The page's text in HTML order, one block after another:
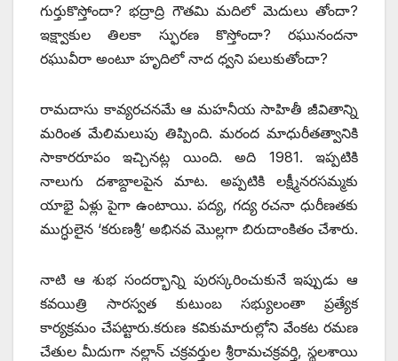
గుర్తుకొస్తోందా? భద్రాద్రి గౌతమి మదిలో మెదులు తోందా?
ఇక్ష్వాకుల తిలకా స్ఫురణ కొస్తోందా? రఘునందనా
రఘువీరా అంటూ హృదిలో నాద ధ్వని పలుకుతోందా?
రామదాసు కావ్యరచనమే ఆ మహనీయ సాహితీ జీవితాన్ని
మరింత మేలిమలుపు తిప్పింది. మరంద మాధురీతత్వానికి
సాకారరూపం ఇచ్చినట్ల యింది. అది 1981. ఇప్పటికి
నాలుగు దశాబ్దాలపైన మాట. అప్పటికి లక్ష్మీనరసమ్మకు
యాభై ఏళ్లు పైగా ఉంటాయి. పద్య, గద్య రచనా ధురీణతకు
ముగ్ధులైన ‘కరుణశ్రీ’ అభినవ మొల్లగా బిరుదాంకితం చేశారు.
నాటి ఆ శుభ సందర్భాన్ని పురస్కరించుకునే ఇప్పుడు ఆ
కవయిత్రి సారస్వత కుటుంబ సభ్యులంతా ప్రత్యేక
కార్యక్రమం చేపట్టారు.కరుణ కవికుమారుల్లోని వేంకట రమణ
చేతుల మీదుగా నల్లాన్‌ చక్రవర్తుల శ్రీరామచక్రవర్తి, స్థలశాయి